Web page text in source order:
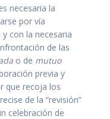
necesaria la
por vía
con la necesaria
de las
o de mutuo
previa y
que recoja los
de la “revisión”
celebración de